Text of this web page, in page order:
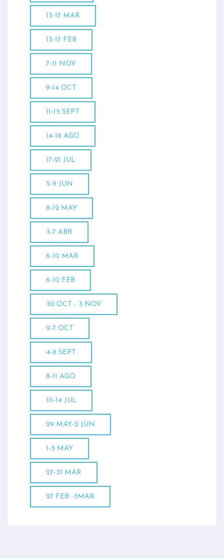
13-17 MAR
13-17 FEB
7-11 NOV
9-14 OCT
11-15 SEPT
14-18 AGO
17-21 JUL
5-9 JUN
8-12 MAY
3-7 ABR
6-10 MAR
6-10 FEB
30 OCT - 3 NOV
2-7 OCT
4-8 SEPT
8-11 AGO
10-14 JUL
29 MAY-2 JUN
1-5 MAY
27-31 MAR
27 FEB -3MAR